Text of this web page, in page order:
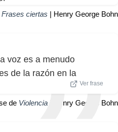
Frases ciertas | Henry George Bohn
voz es a menudo
de la razón en la
Ver frase
de Violencia | Henry George Bohn